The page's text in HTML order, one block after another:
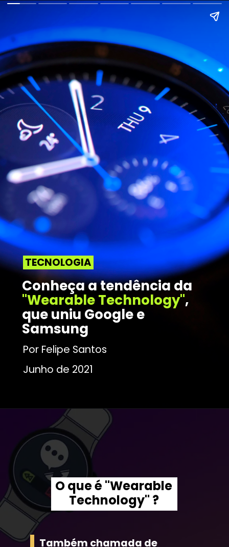
TECNOLOGIA
"Wearable Technology",
que uniu Google e
Samsung
Por Felipe Santos
Junho de 2021
O que é "Wearable
Technology" ?